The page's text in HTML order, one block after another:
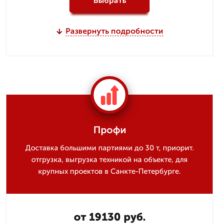
Развернуть подробности
Профи
Доставка большими партиями до 30 т, приорит.
отгрузка, выгрузка техникой на объекте, для
крупных проектов в Санкте-Петербурге.
от 19130 руб.